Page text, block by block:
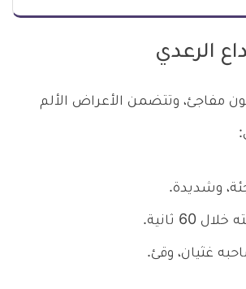
الرعدي
مفاجئ، وتتضمن الأعراض الألم
وشديدة.
60 ثانية.
غثيان، وقئ.